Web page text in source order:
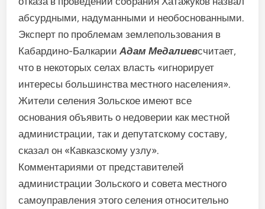
абсурдными, надуманными и необоснованными.
Эксперт по проблемам землепользования в
Кабардино-БалкарииАдам Медалиевсчитает,
что в некоторых селах власть «игнорирует
интересы большинства местного населения».
Жители селения Зольское имеют все
основания объявить о недоверии как местной
администрации, так и депутатскому составу,
сказал он «Кавказскому узлу».
Комментариями от представителей
администрации Зольского и совета местного
самоуправления этого селения относительно